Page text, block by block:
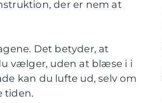
der er nem at
Det betyder, at
vælger, uden at blæse i i
kan du lufte ud, selv om
tiden.